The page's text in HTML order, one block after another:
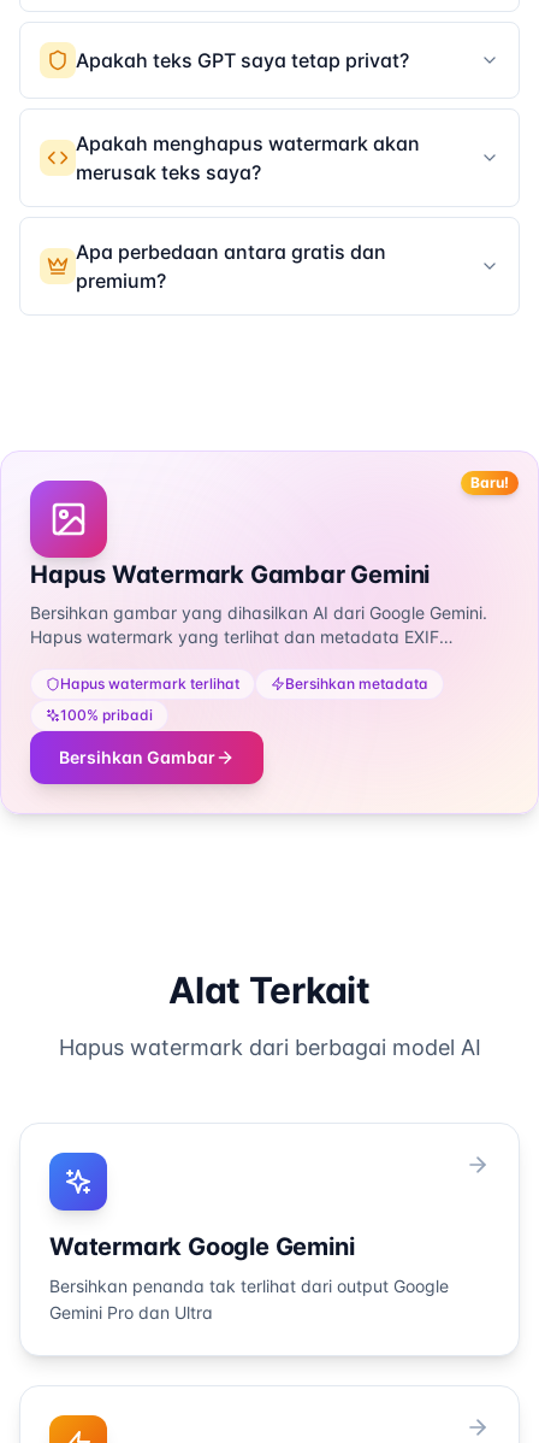
Tentu saja. Alat kami menghapus watermark dari
ChatGPT.
Apakah teks GPT saya tetap privat?
Sepenuhnya. Semua pemrosesan dilakukan secara
lokal di browser Anda. Teks Anda tidak pernah
keluar dari perangkat Anda.
Apakah menghapus watermark akan
merusak teks saya?
Tidak. Kami hanya menghapus karakter Unicode
tak terlihat tanpa tujuan fungsional. Konten yang
terlihat tetap 100% utuh.
Apa perbedaan antara gratis dan
premium?
Baru!
Hapus Watermark Gambar Gemini
Bersihkan gambar yang dihasilkan AI dari Google Gemini.
Hapus watermark yang terlihat dan metadata EXIF
Hapus watermark terlihat
Bersihkan metadata
100% pribadi
Bersihkan Gambar
Alat Terkait
Hapus watermark dari berbagai model AI
Watermark Google Gemini
Bersihkan penanda tak terlihat dari output Google
Gemini Pro dan Ultra